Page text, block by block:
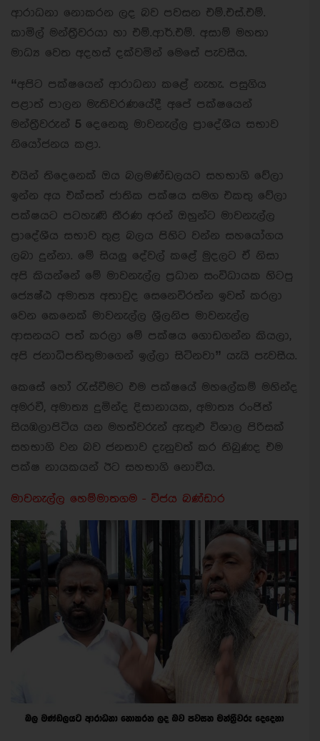
ආරාධනා නොකරන ලද බව පවසන එම්.එස්.එම්.
කාමිල් මන්ත‍්‍රීවරයා හා එම්.ආර්.එම්. අසාම් මහතා
මාධ්‍ය වෙත අදහස් දක්වමින් මෙසේ පැවසීය.
“අපිට පක්ෂයෙන් ආරාධනා කළේ නැහැ. පසුගිය
පළාත් පාලන මැතිවරණයේදී අපේ පක්ෂයෙන්
මන්ත‍්‍රීවරුන් 5 දෙනෙකු මාවනැල්ල ප‍්‍රාදේශීය සභාව
නියෝජනය කළා.
එයින් තිදෙනෙක් ඔය බලමණ්ඩලයට සහභාගි වේලා
ඉන්න අය එක්සත් ජාතික පක්ෂය සමග එකතු වේලා
පක්ෂයට පටහැණි තීරණ අරන් ඔහුන්ට මාවනැල්ල
ප‍්‍රාදේශීය සභාව තුළ බලය පිහිට වන්න සහයෝගය
ලබා දුන්නා. මේ සියලු දේවල් කළේ මුදලට ඒ නිසා
අපි කියන්නේ මේ මාවනැල්ල ප‍්‍රධාන සංවිධායක හිටපු
ජ්‍යෙෂ්ඨ අමාත්‍ය අතාවුද සෙනෙවිරත්න ඉවත් කරලා
වෙන කෙනෙක් මාවනැල්ල ශ‍්‍රීලනිප මාවනැල්ල
ආසනයට පත් කරලා මේ පක්ෂය ගොඩගන්න කියලා,
අපි ජනාධිපතිතුමාගෙන් ඉල්ලා සිටිනවා” යැයි පැවසීය.
කෙසේ හෝ රැස්වීමට එම පක්ෂයේ මහලේකම් මහින්ද
අමරවී, අමාත්‍ය දුමින්ද දිසානායක, අමාත්‍ය රංජිත්
සියඹලාපිටිය යන මහත්වරුන් ඇතුළු විශාල පිරිසක්
සහභාගි වන බව ජනතාව දැනුවත් කර තිබුණද එම
පක්ෂ නායකයන් ඊට සහභාගි නොවීය.
මාවනැල්ල හෙම්මාතගම - විජය බණ්ඩාර